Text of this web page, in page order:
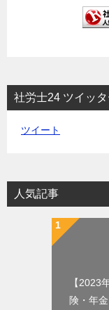
社労士24 ツイッタ
ツイート
人気記事
【2023
険・年